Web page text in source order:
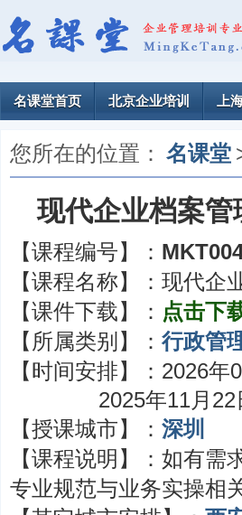
名课堂首页 北京企业培训 上
您所在的位置： 名课堂
现代企业档案
【课程编号】：
【课程名称】： 现代企
【课件下载】： 点击下
【所属类别】： 行政管
【时间安排】： 2026年
2025年11月
【授课城市】： 深圳
【课程说明】： 如有需
专业规范与业务实操相